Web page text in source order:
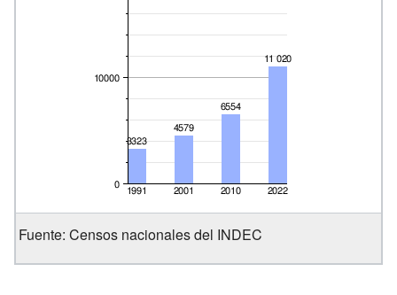
Fuente: Censos nacionales del INDEC